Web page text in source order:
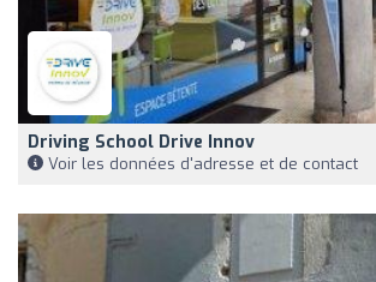
Driving School Drive Innov
Voir les données d'adresse et de contact